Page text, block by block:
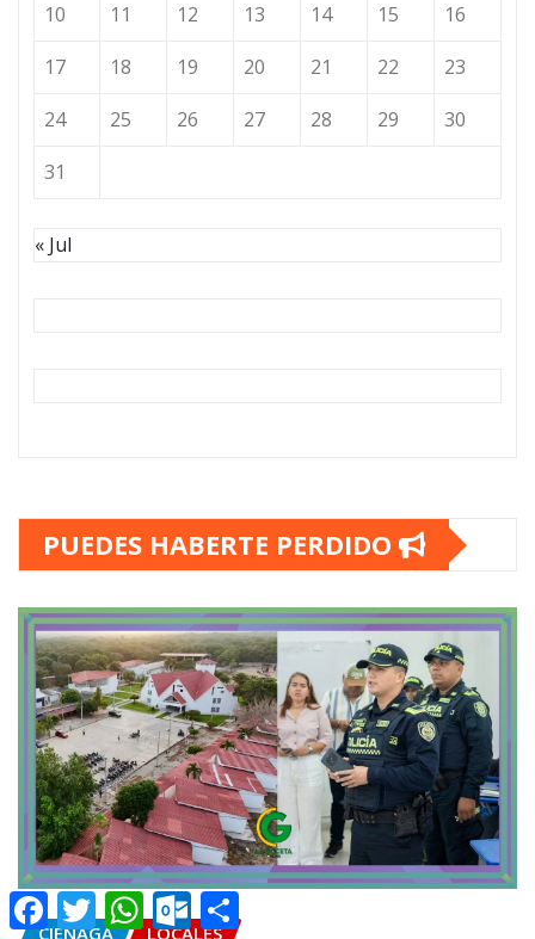
10
11 12 13 14 15
16
17
18 19 20 21 22
23
24
25 26 27 28 29
30
31
« Jul
PUEDES HABERTE PERDIDO
CIENAGA LOCALES
FacebookTwitterWhatsAppOutlook.com